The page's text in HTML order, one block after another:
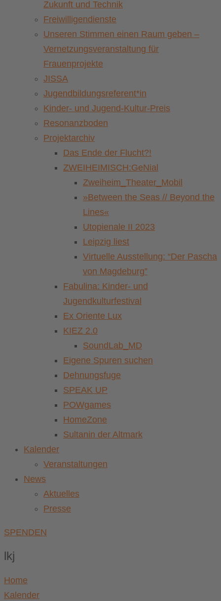
Zukunft und Technik
Freiwilligendienste
Unseren Stimmen einen Raum geben –
Vernetzungsveranstaltung für
Frauenprojekte
JISSA
Jugendbildungsreferent*in
Kinder- und Jugend-Kultur-Preis
Resonanzboden
Projektarchiv
Das Ende der Flucht?!
ZWEIHEIMISCH:GeNial
Zweiheim_Theater_Mobil
»Between the Seas // Beyond the
Lines«
Utopienale II 2023
Leipzig liest
Virtuelle Ausstellung: “Der Pascha
von Magdeburg”
Fabulina: Kinder- und
Jugendkulturfestival
Ex Oriente Lux
KIEZ 2.0
SoundLab_MD
Eigene Spuren suchen
Dehnungsfuge
SPEAK UP
POWgames
HomeZone
Sultanin der Altmark
Kalender
Veranstaltungen
News
Aktuelles
Presse
SPENDEN
lkj
Home
Kalender